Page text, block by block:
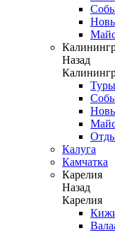
Назад
Калуга
Камчатка
Карелия
Назад
Карелия